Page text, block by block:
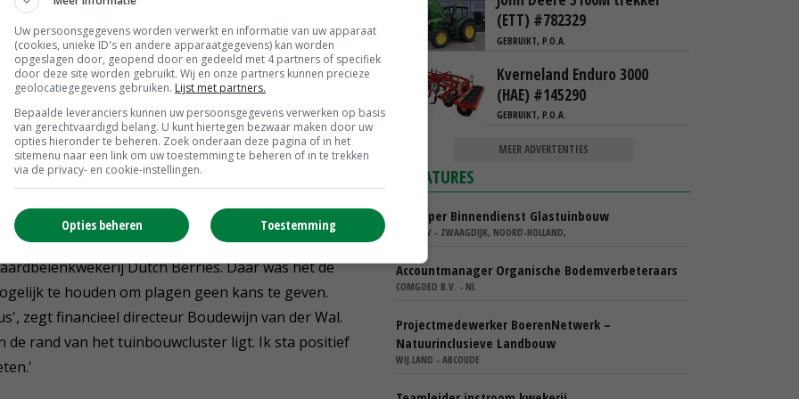
was Koen Kreling. Voor zijn nieuwe
Zuilichem wilde hij in 2017 12 hectare nieuwe
paste bij zijn bedrijfsvisie. Hij werkt zo duurzaam
van de gewassen die in de groenstrook staan. 'We
zolang de plaagdruk maar niet omhooggaat.'
Dutch Berries. Daar was het de
te houden om plagen geen kans te geven.
zegt financieel directeur Boudewijn van der Wal.
de rand van het tuinbouwcluster ligt. Ik sta positief
(ETT) #782329
GEBRUIKT, P.O.A.
Kverneland Enduro 3000
(HAE) #145290
GEBRUIKT, P.O.A.
MEER ADVERTENTIES
VACATURES
Verkoper Binnendienst Glastuinbouw
KARO BV - ZWAAGDIJK, NOORD-HOLLAND,
Accountmanager Organische Bodemverbeteraars
COMGOED B.V. - NL
Projectmedewerker BoerenNetwerk –
Natuurinclusieve Landbouw
WIJ.LAND - ABCOUDE
Uw persoonsgegevens worden verwerkt en informatie van uw apparaat
(cookies, unieke ID's en andere apparaatgegevens) kan worden
opgeslagen door, geopend door en gedeeld met 4 partners of specifiek
door deze site worden gebruikt. Wij en onze partners kunnen precieze
geolocatiegegevens gebruiken. Lijst met partners.
Bepaalde leveranciers kunnen uw persoonsgegevens verwerken op basis
van gerechtvaardigd belang. U kunt hiertegen bezwaar maken door uw
opties hieronder te beheren. Zoek onderaan deze pagina of in het
sitemenu naar een link om uw toestemming te beheren of in te trekken
via de privacy- en cookie-instellingen.
Toestemming
Opties beheren